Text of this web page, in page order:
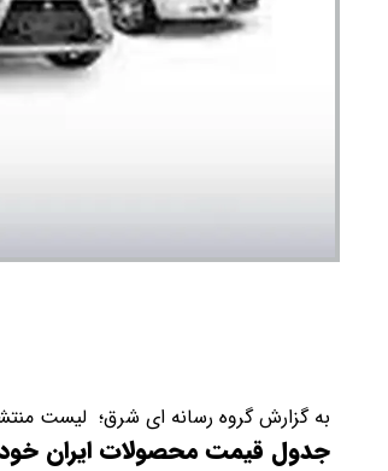
به گزارش گروه رسانه ای شرق؛ لیست
جدول قیمت محصولات ایران خودرو ۱۴ اردیبهشت